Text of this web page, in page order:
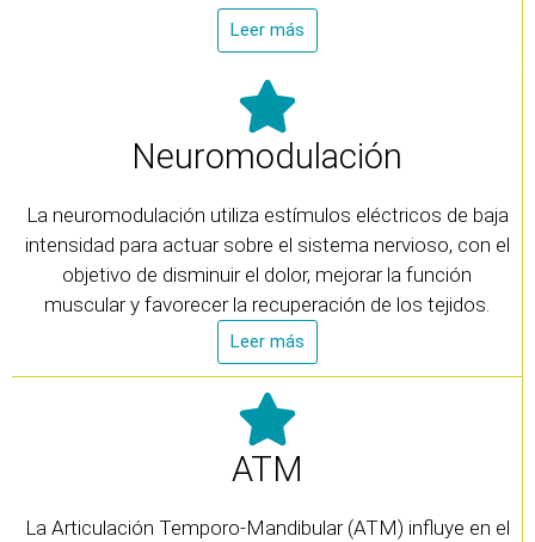
Leer más
Neuromodulación
La neuromodulación utiliza estímulos eléctricos de baja
intensidad para actuar sobre el sistema nervioso, con el
objetivo de disminuir el dolor, mejorar la función
muscular y favorecer la recuperación de los tejidos.
Leer más
ATM
La Articulación Temporo-Mandibular (ATM) influye en el